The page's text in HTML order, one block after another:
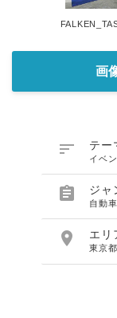
画
 テー
イベ
 ジャ
自動
 エリ
東京都